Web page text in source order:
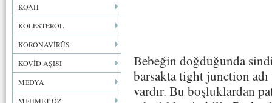
KOAH
KOLESTEROL
KORONAVİRÜS
KOVİD AŞISI
MEDYA
MEHMET ÖZ
Bebeğin doğduğunda
barsakta tight junction adı
vardır. Bu boşluklardan